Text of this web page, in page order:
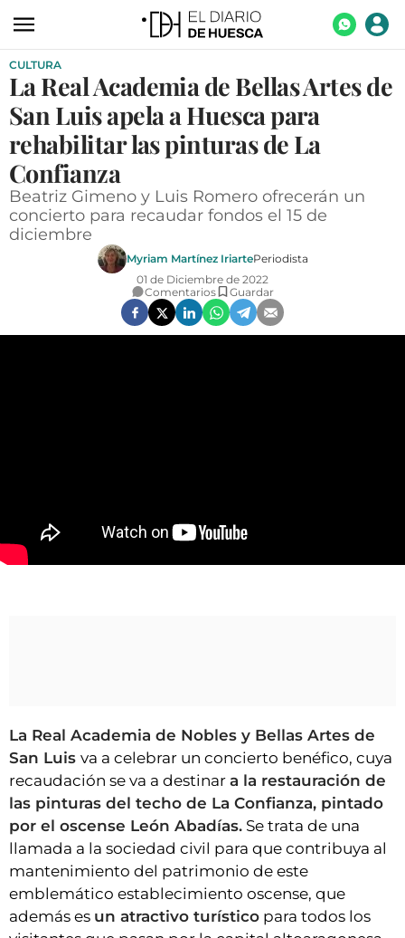
ACTUALIDAD
ECONOMÍA
TECNOLOGÍA
TURISMO
AGROALIMENTACIÓN
DEPORTES
OPINIÓN
AGENDA
INICIAR SESIÓN
CULTURA
La Real Academia de Bellas Artes de
San Luis apela a Huesca para
rehabilitar las pinturas de La
Confianza
Beatriz Gimeno y Luis Romero ofrecerán un
concierto para recaudar fondos el 15 de
diciembre
Myriam Martínez IriartePeriodista
01 de Diciembre de 2022
Comentarios
Guardar
La Real Academia de Nobles y Bellas Artes de
San Luis va a celebrar un concierto benéfico, cuya
recaudación se va a destinar a la restauración de
las pinturas del techo de La Confianza, pintado
por el oscense León Abadías. Se trata de una
llamada a la sociedad civil para que contribuya al
mantenimiento del patrimonio de este
emblemático establecimiento oscense, que
además es un atractivo turístico para todos los